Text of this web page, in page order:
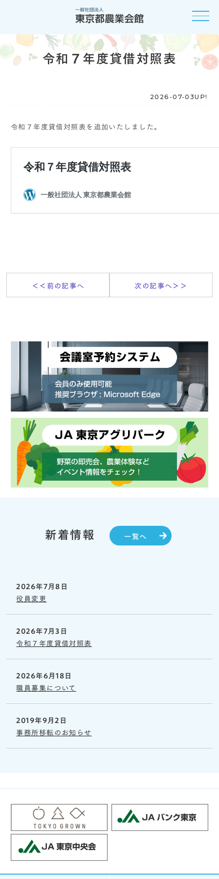
令和７年度貸借対照表
2026-07-03UP!
令和７年度貸借対照表を追加いたしました。
＜＜前の記事へ 次の記事へ＞＞
新着情報 一覧へ
2026年7月8日
役員変更
2026年7月3日
令和７年度貸借対照表
2026年6月18日
職員募集について
2019年9月2日
事務所移転のお知らせ